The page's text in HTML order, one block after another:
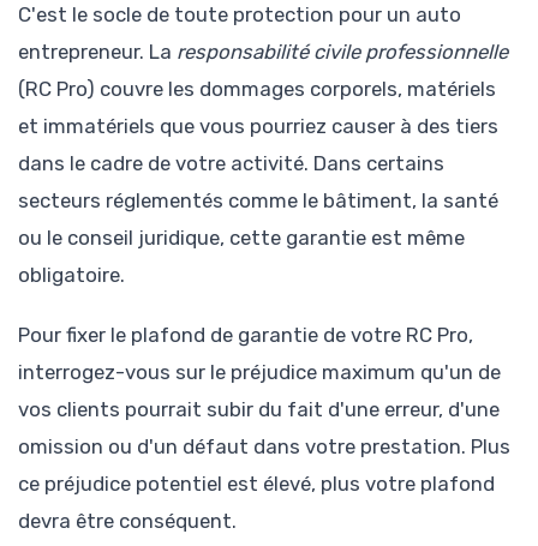
C'est le socle de toute protection pour un auto
entrepreneur. La responsabilité civile professionnelle
(RC Pro) couvre les dommages corporels, matériels
et immatériels que vous pourriez causer à des tiers
dans le cadre de votre activité. Dans certains
secteurs réglementés comme le bâtiment, la santé
ou le conseil juridique, cette garantie est même
obligatoire.
Pour fixer le plafond de garantie de votre RC Pro,
interrogez-vous sur le préjudice maximum qu'un de
vos clients pourrait subir du fait d'une erreur, d'une
omission ou d'un défaut dans votre prestation. Plus
ce préjudice potentiel est élevé, plus votre plafond
devra être conséquent.